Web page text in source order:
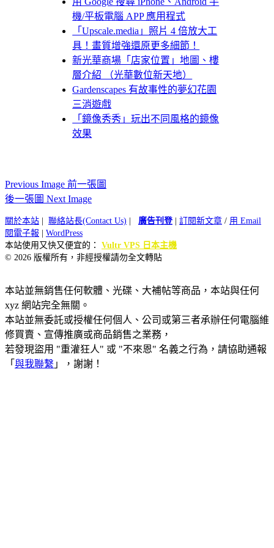
機/平板電腦 APP 應用程式
「Upscale.media」照片 4 倍放大工
具！畫質增強還原更多細節！
新光華商場「店家位置」地圖、樓
層介紹 （光華數位新天地）
Gardenscapes 有故事性的夢幻花園
三消遊戲
「鏡像秀秀」玩出不同風格的鏡像
效果
Previous Image 前一張圖
後一張圖 Next Image
關於本站 聯絡站長(Contact Us) 廣告刊登| 訂閱新文章 / 用 Email
閱電子報
WordPress
本站使用又快又便宜的： Vultr VPS 日本主機
© 2026 版權所有，非經授權請勿全文轉貼
本站並無銷售任何軟體、光碟、大補帖等商品，本站與任何
xyz 網站完全無關。
本站並無委託或授權任何個人、公司或第三者承辦任何電腦維
修買賣、宣傳推廣或商品銷售之業務，
若發現盜用 "重灌狂人" 或 "不來恩" 名義之行為，請協助通報
「 與我聯繫 」，謝謝！